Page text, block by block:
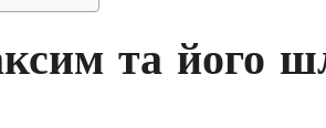
та його